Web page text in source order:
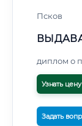
Псков
диплом о
Узнать цену
Задать